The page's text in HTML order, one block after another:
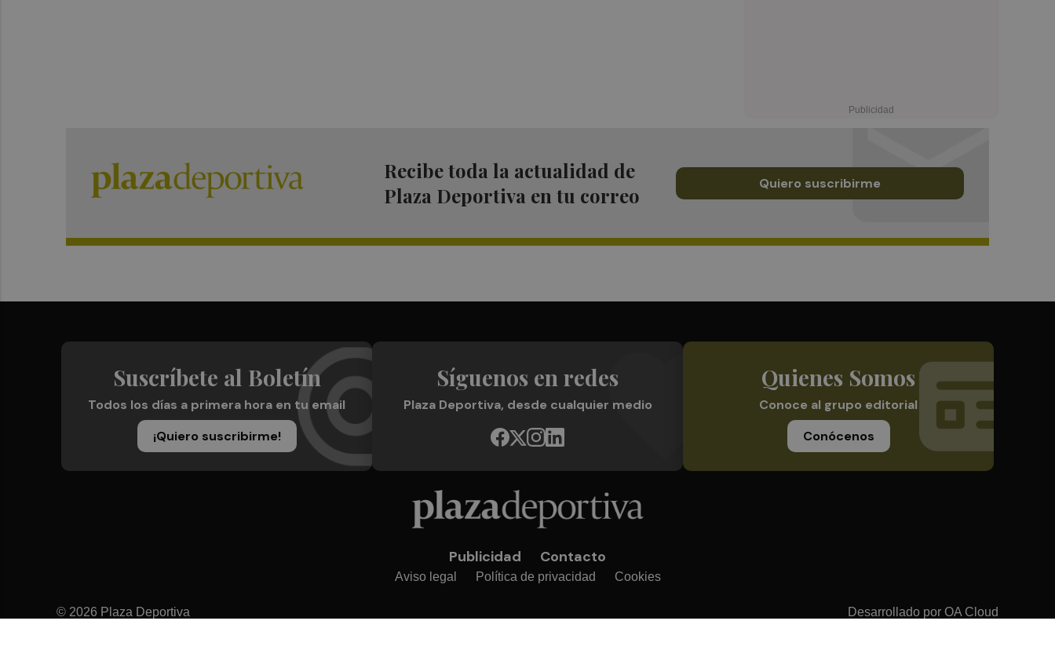
Recibe toda la actualidad de
Plaza Deportiva en tu correo
Quiero suscribirme
Suscríbete al Boletín
Todos los días a primera hora en tu email
¡Quiero suscribirme!
Síguenos en redes
Plaza Deportiva, desde cualquier medio
Quienes Somos
Conoce al grupo editorial
Conócenos
Publicidad Contacto
Aviso legal Política de privacidad Cookies
© 2026 Plaza Deportiva Desarrollado por OA Cloud